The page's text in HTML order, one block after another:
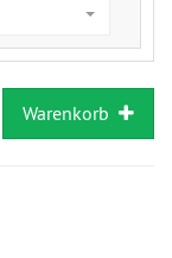
Warenkorb